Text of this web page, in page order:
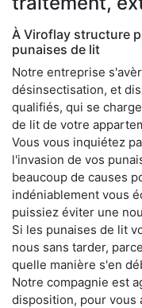
À Viroflay structure
punaises de lit
Notre entreprise
désinsectisation, et
qualifiés, qui se
de lit de votre
Vous vous inquiétez
l'invasion de vos
beaucoup de causes
indéniablement vous
puissiez éviter une
Si les punaises de lit
nous sans tarder,
quelle manière s'en
Notre compagnie est
disposition, pour vous